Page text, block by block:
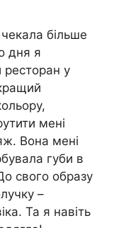
більше
дня я
ресторан у
мені
Вона мені
губи в
свого образу
–
Та я навіть